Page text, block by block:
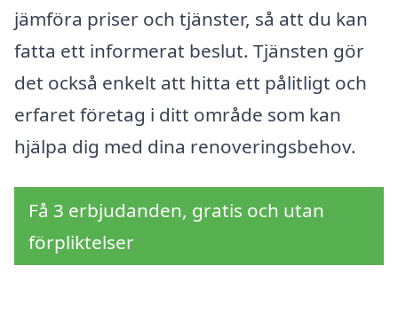
jämföra priser och tjänster, så att du kan
fatta ett informerat beslut. Tjänsten gör
det också enkelt att hitta ett pålitligt och
erfaret företag i ditt område som kan
hjälpa dig med dina renoveringsbehov.
Få 3 erbjudanden, gratis och utan
förpliktelser